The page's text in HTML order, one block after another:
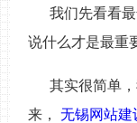
我们先看看最
说什么才是最重
其实很简单，
来，
无锡网站建